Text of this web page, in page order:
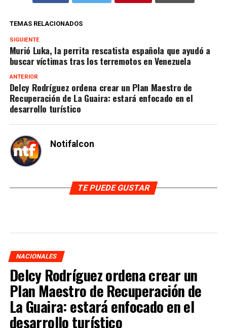
TEMAS RELACIONADOS
SIGUIENTE
Murió Luka, la perrita rescatista española que ayudó a
buscar víctimas tras los terremotos en Venezuela
ANTERIOR
Delcy Rodríguez ordena crear un Plan Maestro de
Recuperación de La Guaira: estará enfocado en el
desarrollo turístico
Notifalcon
TE PUEDE GUSTAR
NACIONALES
Delcy Rodríguez ordena crear un
Plan Maestro de Recuperación de
La Guaira: estará enfocado en el
desarrollo turístico